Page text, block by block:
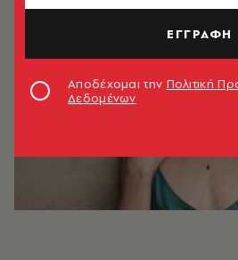
ΕΓΓΡΑΦΗ
Αποδέχομαι την Πολιτική
Δεδομένων